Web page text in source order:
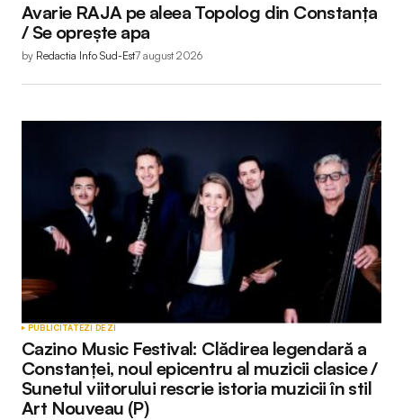
Avarie RAJA pe aleea Topolog din Constanța
/ Se oprește apa
by Redactia Info Sud-Est7 august 2026
PUBLICITATEZI DE ZI
Cazino Music Festival: Clădirea legendară a
Constanței, noul epicentru al muzicii clasice /
Sunetul viitorului rescrie istoria muzicii în stil
Art Nouveau (P)